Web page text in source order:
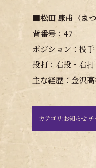
■松田 康甫（まつ
背番号：47
ポジション：投手
投打：右投・右打
主な経歴：金沢
カテゴリ:お知らせ チ